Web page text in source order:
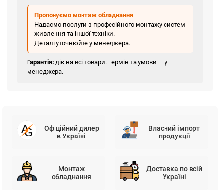
Пропонуємо монтаж обладнання
Надаємо послуги з професійного монтажу систем
живлення та іншої техніки.
Деталі уточнюйте у менеджера.
Гарантія: діє на всі товари. Термін та умови — у
менеджера.
Офіційний дилер
в Україні
Власний імпорт
продукції
Монтаж
обладнання
Доставка по всій
Україні